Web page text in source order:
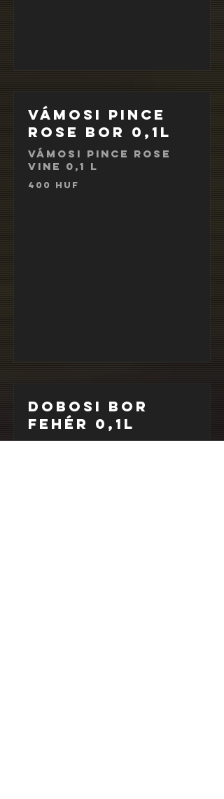
Vámosi Pince
rose bor 0,1l
Vámosi Pince rose
vine 0,1 l
400 HUF
Dobosi bor
fehér 0,1l
Dobosi white vine 0,1